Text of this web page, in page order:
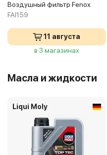
Воздушный фильтр Fenox
FAI159
11 августа
в 3 магазинах
Масла и жидкости
Liqui Moly